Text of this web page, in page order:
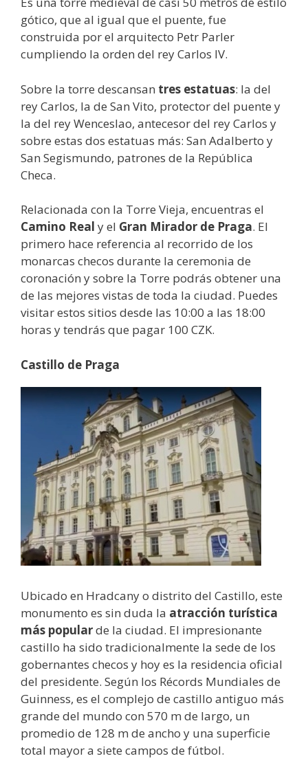
gótico, que al igual que el puente, fue
construida por el arquitecto Petr Parler
cumpliendo la orden del rey Carlos IV.
Sobre la torre descansan tres estatuas: la del
rey Carlos, la de San Vito, protector del puente y
la del rey Wenceslao, antecesor del rey Carlos y
sobre estas dos estatuas más: San Adalberto y
San Segismundo, patrones de la República
Checa.
Relacionada con la Torre Vieja, encuentras el
Camino Real y el Gran Mirador de Praga. El
primero hace referencia al recorrido de los
monarcas checos durante la ceremonia de
coronación y sobre la Torre podrás obtener una
de las mejores vistas de toda la ciudad. Puedes
visitar estos sitios desde las 10:00 a las 18:00
horas y tendrás que pagar 100 CZK.
Castillo de Praga
Ubicado en Hradcany o distrito del Castillo, este
monumento es sin duda la atracción turística
más popularde la ciudad. El impresionante
castillo ha sido tradicionalmente la sede de los
gobernantes checos y hoy es la residencia oficial
del presidente. Según los Récords Mundiales de
Guinness, es el complejo de castillo antiguo más
grande del mundo con 570 m de largo, un
promedio de 128 m de ancho y una superficie
total mayor a siete campos de fútbol.